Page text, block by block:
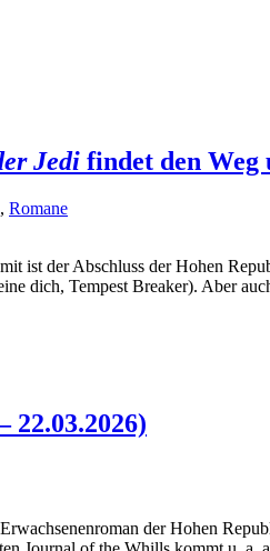
Jedi findet den Weg
, Romane
ist der Abschluss der Hohen
dich, Tempest Breaker). Aber
22.03.2026)
der Hohen